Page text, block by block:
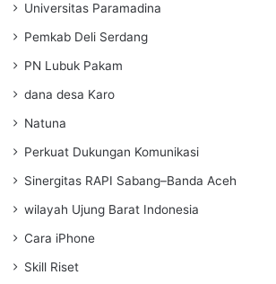
Universitas Paramadina
Pemkab Deli Serdang
PN Lubuk Pakam
dana desa Karo
Natuna
Perkuat Dukungan Komunikasi
Sinergitas RAPI Sabang–Banda Aceh
wilayah Ujung Barat Indonesia
Cara iPhone
Skill Riset